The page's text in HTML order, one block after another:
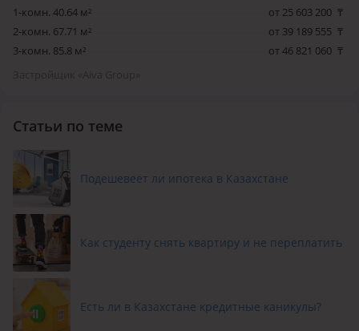
1-комн. 40.64 м² от 25 603 200 ₸
2-комн. 67.71 м²
от 39 189 555 ₸
3-комн. 85.8 м²
от 46 821 060 ₸
Статьи по теме
Подешевеет ли ипотека в Казахстане
Как студенту снять квартиру и не переплатить
Есть ли в Казахстане кредитные каникулы?